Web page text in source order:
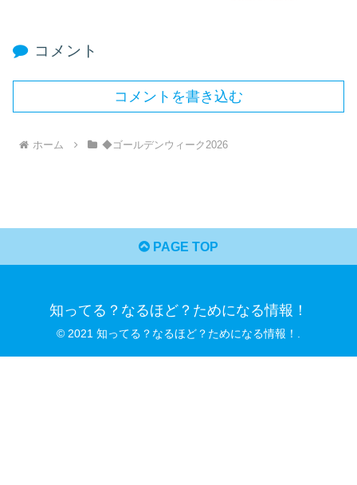
コメント
コメントを書き込む
ホーム ◆ゴールデンウィーク2026
PAGE TOP
知ってる？なるほど？ためになる情報！
© 2021 知ってる？なるほど？ためになる情報！.